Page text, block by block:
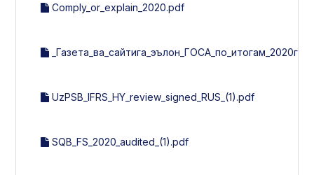
Comply_or_explain_2020.pdf
UzPSB_IFRS_HY_review_signed_RUS_(1).pdf
SQB_FS_2020_audited_(1).pdf